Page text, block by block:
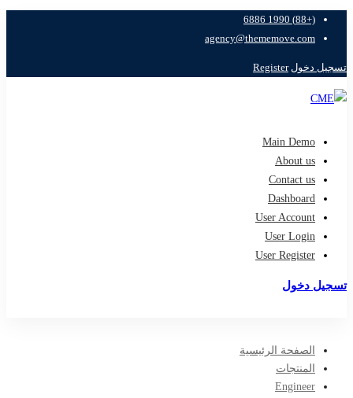
(+88) 1990 6886
agency@thememove.com
تسجيل دخول Register
Main Demo
About us
Contact us
Dashboard
User Account
User Login
User Register
تسجيل دخول
الصفحة الرئيسية
المنتجات
Engineer